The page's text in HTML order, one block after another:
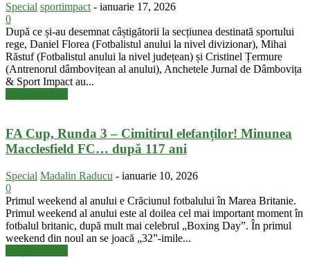
Special sportimpact - ianuarie 17, 2026
0
După ce și-au desemnat câștigătorii la secțiunea destinată sportului
rege, Daniel Florea (Fotbalistul anului la nivel divizionar), Mihai
Răstuf (Fotbalistul anului la nivel județean) și Cristinel Țermure
(Antrenorul dâmbovițean al anului), Anchetele Jurnal de Dâmbovița
& Sport Impact au...
FA Cup, Runda 3 – Cimitirul elefanților! Minunea
Macclesfield FC… după 117 ani
Special Madalin Raducu - ianuarie 10, 2026
0
Primul weekend al anului e Crăciunul fotbalului în Marea Britanie.
Primul weekend al anului este al doilea cel mai important moment în
fotbalul britanic, după mult mai celebrul „Boxing Day”. În primul
weekend din noul an se joacă „32”-imile...